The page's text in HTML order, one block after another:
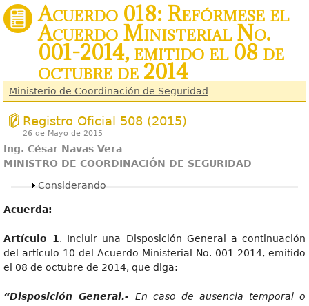
Acuerdo 018: Refórmese el
Acuerdo Ministerial No.
001-2014, emitido el 08 de
octubre de 2014
Ministerio de Coordinación de Seguridad
Registro Oficial 508 (2015)
26 de Mayo de 2015
Ing. César Navas Vera
MINISTRO DE COORDINACIÓN DE SEGURIDAD
Mostrar
Considerando
Acuerda:
Artículo 1 . Incluir una Disposición General a continuación
del artículo 10 del Acuerdo Ministerial No. 001-2014, emitido
el 08 de octubre de 2014, que diga:
“Disposición General.- En caso de ausencia temporal o